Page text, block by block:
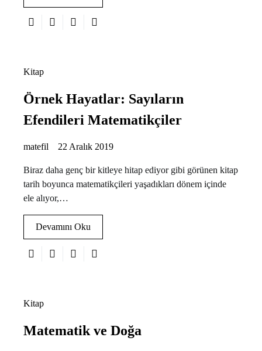
Kitap
Örnek Hayatlar: Sayıların
Efendileri Matematikçiler
matefil 22 Aralık 2019
Biraz daha genç bir kitleye hitap ediyor gibi görünen kitap
tarih boyunca matematikçileri yaşadıkları dönem içinde
ele alıyor,…
Devamını Oku
Kitap
Matematik ve Doğa